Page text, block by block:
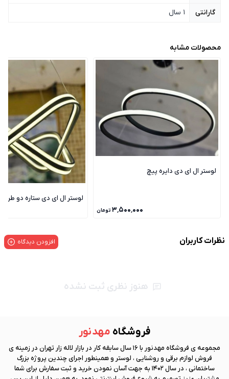
گارانتی
1 سال
محصولات مشابه
لوستر ال ای دی دایره پیچ
۳٬۵۰۰٬۰۰۰ تومان
لوستر ال ای دی ستاره دو طرفه
نظرات کاربران افزودن دیدگاه
هنوز نظری ثبت نشده
فروشگاه مهد نور
مجموعه ی فروشگاه مهد نور
با 16 سال سابقه کار در بازار لاله زار تهران در زمینه ی
فروش لوازم برقی و روشنایی ، لوستر و همینطور اجرای چندین پروژه بزرگ
ساختمانی ، در سال 1402 به جهت آسان نمودن خرید و ثبت سفارش برای شما